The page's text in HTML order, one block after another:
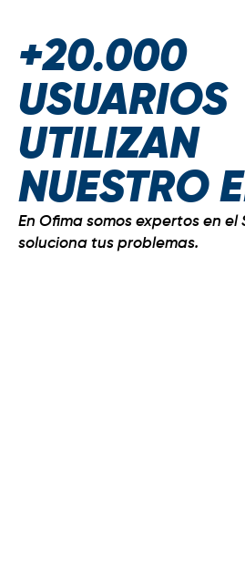
+20.000
USUARIOS
UTILIZAN
NUESTRO
En Ofima somos expertos en el
soluciona tus problemas.